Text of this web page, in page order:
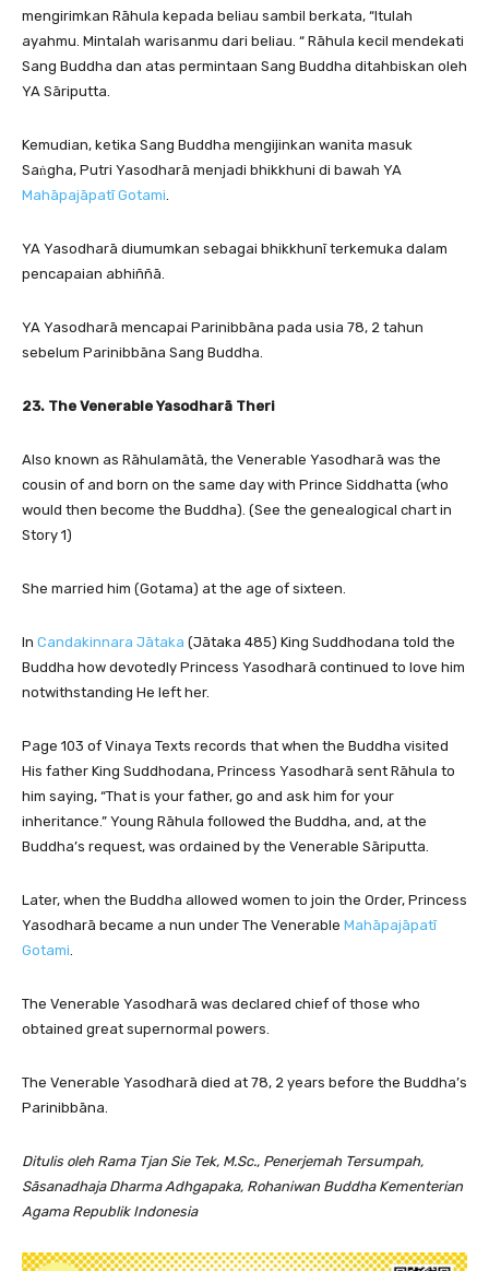
mengirimkan Rāhula kepada beliau sambil berkata, “Itulah
ayahmu. Mintalah warisanmu dari beliau. “ Rāhula kecil mendekati
Sang Buddha dan atas permintaan Sang Buddha ditahbiskan oleh
YA Sāriputta.
Kemudian, ketika Sang Buddha mengijinkan wanita masuk
Saṅgha, Putri Yasodharā menjadi bhikkhuni di bawah YA
Mahāpajāpatī Gotami
YA Yasodharā diumumkan sebagai bhikkhunī terkemuka dalam
pencapaian abhiññā.
YA Yasodharā mencapai Parinibbāna pada usia 78, 2 tahun
sebelum Parinibbāna Sang Buddha.
23. The Venerable Yasodharā Theri
Also known as Rāhulamātā, the Venerable Yasodharā was the
cousin of and born on the same day with Prince Siddhatta (who
would then become the Buddha). (See the genealogical chart in
Story 1)
She married him (Gotama) at the age of sixteen.
In Candakinnara Jātaka (Jātaka 485) King Suddhodana told the
Buddha how devotedly Princess Yasodharā continued to love him
notwithstanding He left her.
Page 103 of Vinaya Texts records that when the Buddha visited
His father King Suddhodana, Princess Yasodharā sent Rāhula to
him saying, “That is your father, go and ask him for your
inheritance.” Young Rāhula followed the Buddha, and, at the
Buddha’s request, was ordained by the Venerable Sāriputta.
Later, when the Buddha allowed women to join the Order, Princess
Yasodharā became a nun under The Venerable Mahāpajāpatī
Gotami
The Venerable Yasodharā was declared chief of those who
obtained great supernormal powers.
The Venerable Yasodharā died at 78, 2 years before the Buddha’s
Parinibbāna.
Ditulis oleh Rama Tjan Sie Tek, M.Sc., Penerjemah Tersumpah,
Sāsanadhaja Dharma Adhgapaka, Rohaniwan Buddha Kementerian
Agama Republik Indonesia